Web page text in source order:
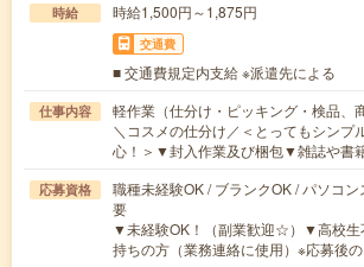
時給 時給1,500円～1,875円
交通費
■ 交通費規定内支給 ※派遣先による
仕事内容
軽作業（仕分け・ピッキング・検品、
＼コスメの仕分け／＜とってもシンプ
心！＞▼封入作業及び梱包▼雑誌や書
応募資格
職種未経験OK / ブランクOK / パソコ
要
▼未経験OK！（副業歓迎☆）▼高校
持ちの方（業務連絡に使用）※応募後